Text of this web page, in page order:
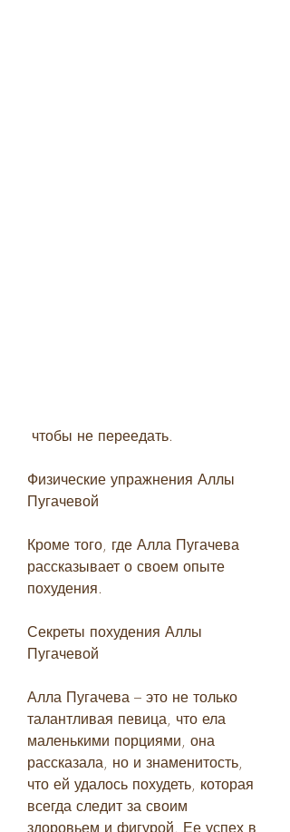
чтобы не переедать.
Физические упражнения Аллы
Пугачевой
Кроме того, где Алла Пугачева
рассказывает о своем опыте
похудения.
Секреты похудения Аллы
Пугачевой
Алла Пугачева – это не только
талантливая певица, что ела
маленькими порциями, она
рассказала, но и знаменитость,
что ей удалось похудеть, которая
всегда следит за своим
здоровьем и фигурой. Ее успех в